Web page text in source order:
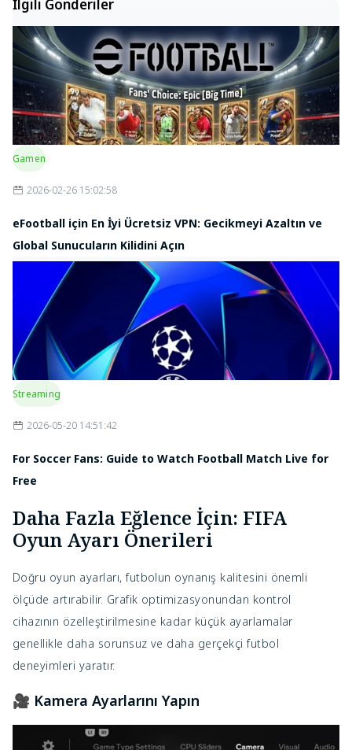
İlgili Gönderiler
Gamen
2026-02-26 15:02:58
eFootball için En İyi Ücretsiz VPN: Gecikmeyi Azaltın ve
Global Sunucuların Kilidini Açın
Streaming
2026-05-20 14:51:42
For Soccer Fans: Guide to Watch Football Match Live for
Free
Daha Fazla Eğlence İçin: FIFA
Oyun Ayarı Önerileri
Doğru oyun ayarları, futbolun oynanış kalitesini önemli
ölçüde artırabilir. Grafik optimizasyonundan kontrol
cihazının özelleştirilmesine kadar küçük ayarlamalar
genellikle daha sorunsuz ve daha gerçekçi futbol
deneyimleri yaratır.
🎥 Kamera Ayarlarını Yapın